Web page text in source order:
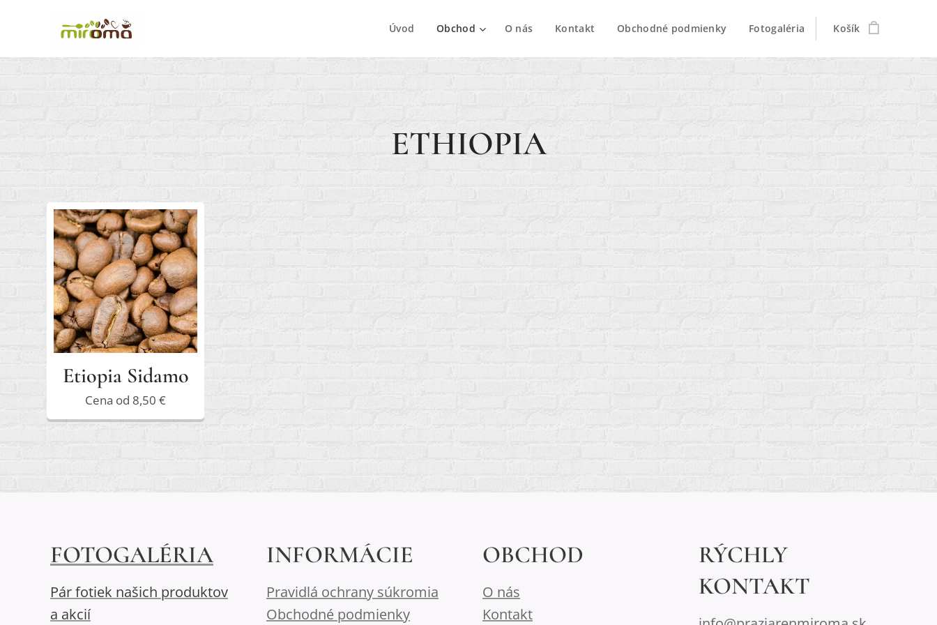
Úvod Obchod O nás Kontakt Obchodné podmienky Fotogaléria Košík
ETHIOPIA
Etiopia Sidamo
Cena od 8,50 €
FOTOGALÉRIA
Pár fotiek našich produktov
a akcií
INFORMÁCIE
Pravidlá ochrany súkromia
Obchodné podmienky
OBCHOD
O nás
Kontakt
RÝCHLY
KONTAKT